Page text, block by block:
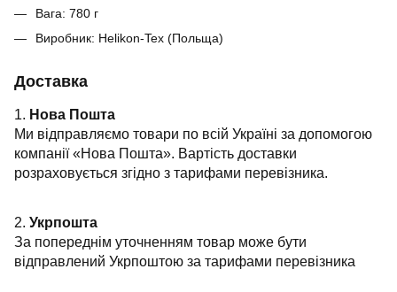
Вага: 780 г
Виробник: Helikon-Tex (Польща)
Доставка
1. Нова Пошта
Ми відправляємо товари по всій Україні за допомогою
компанії «Нова Пошта». Вартість доставки
розраховується згідно з тарифами перевізника.
2. Укрпошта
За попереднім уточненням товар може бути
відправлений Укрпоштою за тарифами перевізника